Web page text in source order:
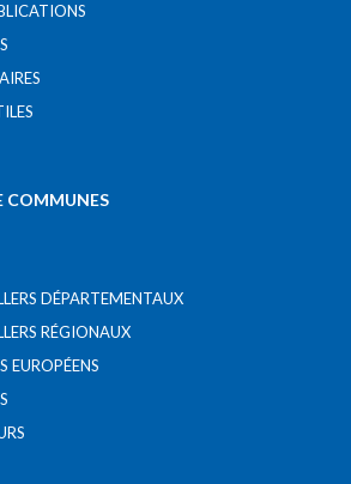
COMMUNES
DÉPARTEMENTAUX
RÉGIONAUX
EUROPÉENS